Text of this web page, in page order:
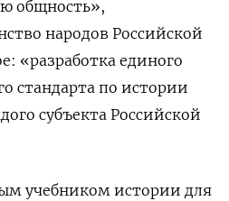
общность»,
народов Российской
«разработка единого
стандарта по истории
субъекта Российской
учебником истории для